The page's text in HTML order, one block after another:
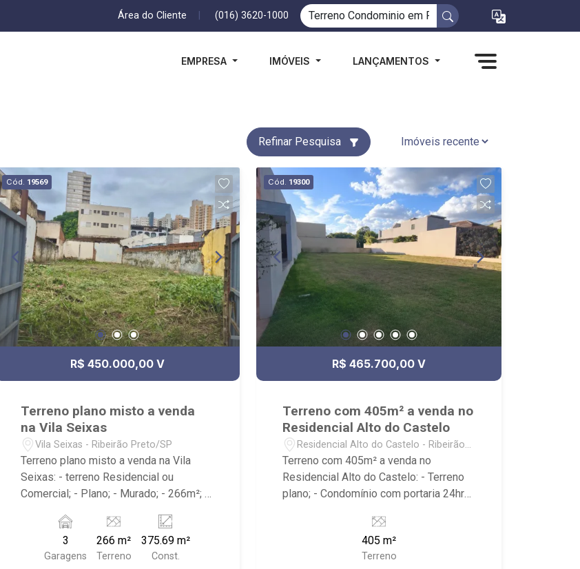
Área do Cliente (016) 3620-1000
EMPRESA IMÓVEIS LANÇAMENTOS
Refinar Pesquisa
Cód. 19569
R$ 450.000,00 V
Terreno plano misto a venda
na Vila Seixas
Vila Seixas - Ribeirão Preto/SP
Terreno plano misto a venda na Vila
Seixas: - terreno Residencial ou
Comercial; - Plano; - Murado; - 266m²; -
de Setembro. - Ribeirão Imóveis,
referência em venda, compra e locação.
- Sinta-se em casa na Ribeirão Imóveis,
3
Garagens
266 m²
Terreno
375.69 m²
Const.
Cód. 19300
R$ 465.700,00 V
Terreno com 405m² a venda no
Residencial Alto do Castelo
Residencial Alto do Castelo - Ribeirão
Preto/SP
Terreno com 405m² a venda no
Residencial Alto do Castelo: - Terreno
plano; - Condomínio com portaria 24hrs,
areia e playground, na parte alta da
cidade; - Localizado próximo ao Santa
Maria Outlet, Residencial Alto do Vale,
405 m²
Terreno